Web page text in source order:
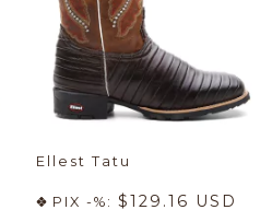
Ellest Tatu
PIX -%: $129.16 USD